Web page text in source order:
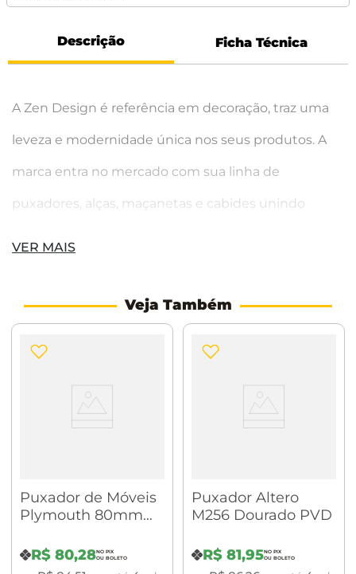
Descrição Ficha Técnica
A Zen Design é referência em decoração, traz uma
leveza e modernidade única nos seus produtos. A
marca entra no mercado com sua linha de
puxadores, alças, maçanetas e cabides unindo
O puxador Beetle traz um design elegante em
formato de ponto com base granada, sendo ideal
para o acabamento dos seus móveis. Pode ser
aplicado em diversos ambientes, tais como: cozinha,
dormitórios, gaveteiros, closets, guarda-roupas,
Especificações técnicas:
VER MAIS
Veja Também
Puxador de Móveis
Plymouth 80mm
Design
R$ 80,28
Puxador Altero
M256 Dourado PVD
R$ 81,95